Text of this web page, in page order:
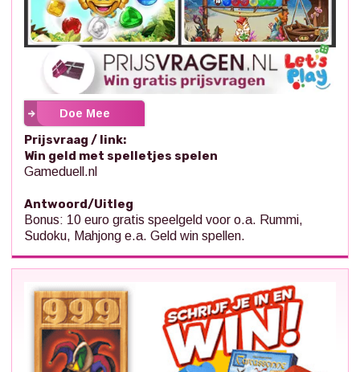
Doe Mee
Prijsvraag / link:
Win geld met spelletjes spelen
Gameduell.nl
Antwoord/Uitleg
Bonus: 10 euro gratis speelgeld voor o.a. Rummi,
Sudoku, Mahjong e.a. Geld win spellen.